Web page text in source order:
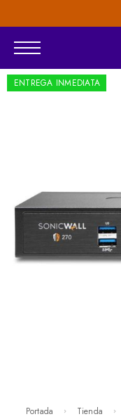
ENTREGA INMEDIATA
Portada Tienda